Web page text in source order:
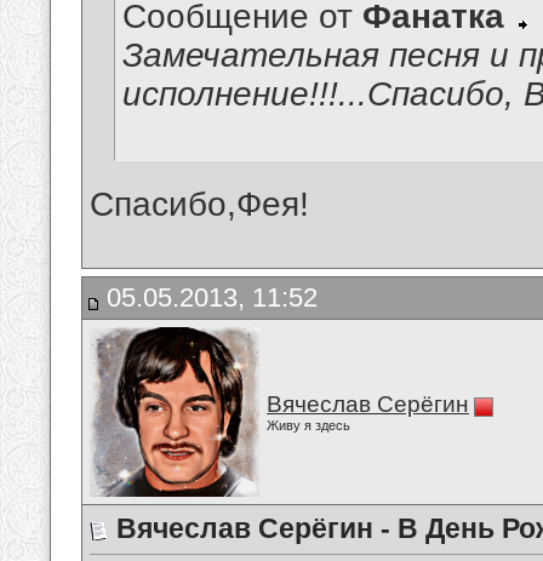
Сообщение от Фанатка
Замечательная песня и
исполнение!!!...Спасибо,
Спасибо,Фея!
05.05.2013, 11:52
Вячеслав Серёгин
Живу я здесь
Вячеслав Серёгин - В День